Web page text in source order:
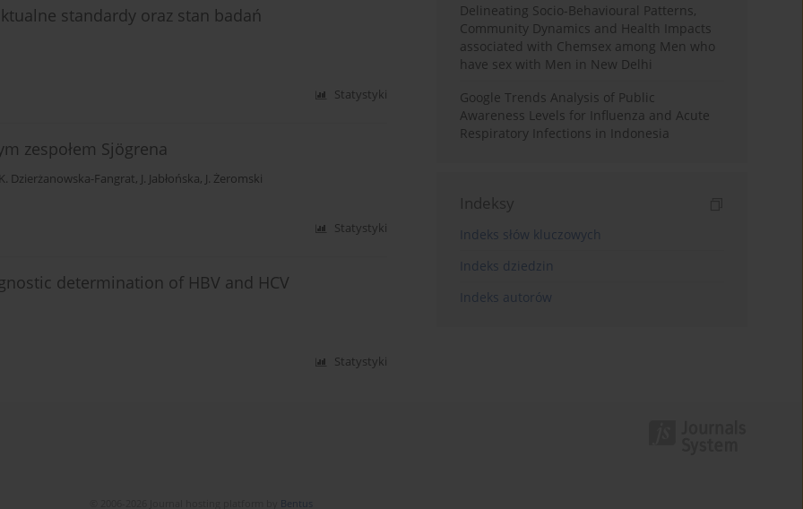
standardy oraz stan badań
Statystyki
zespołem Sjögrena
K. Dzierżanowska-Fangrat, J. Jabłońska, J. Żeromski
Statystyki
determination of HBV and HCV
Statystyki
Delineating Socio-Behavioural Patterns,
Community Dynamics and Health Impacts
associated with Chemsex among Men who
have sex with Men in New Delhi
Google Trends Analysis of Public
Awareness Levels for Influenza and Acute
Respiratory Infections in Indonesia
Indeksy
Indeks słów kluczowych
Indeks dziedzin
Indeks autorów
Bentus